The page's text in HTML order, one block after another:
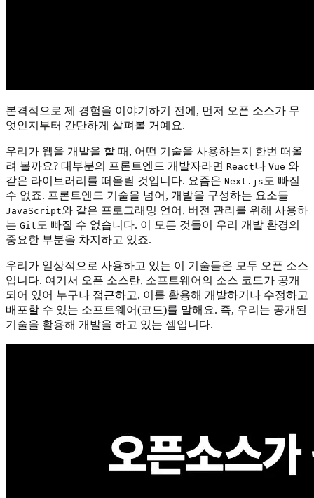
본격적으로 제 경험을 이야기하기 전에, 먼저 오픈 소스가 무
엇인지부터 간단하게 살펴볼 거예요.
우리가 웹을 개발을 할 때, 어떤 기술을 사용하는지 한번 떠올
려 볼까요? 대부분의 프론트엔드 개발자라면 React나 Vue 와
같은 라이브러리를 떠올릴 것입니다. 요즘은 Next.js도 빠질
수 없죠. 프론트엔드 기술을 넘어, 개발을 구성하는 요소들
JavaScript와 같은 프로그래밍 언어, 버전 관리를 위해 사용하
는 Git도 빠질 수 없습니다. 이 모든 것들이 우리 개발 환경의
중요한 부분을 차지하고 있죠.
우리가 일상적으로 사용하고 있는 이 기술들은 모두 오픈 소스
입니다. 여기서 오픈 소스란, 소프트웨어의 소스 코드가 공개
되어 있어 누구나 접근하고, 이를 활용해 개발하거나 수정하고
배포할 수 있는 소프트웨어(코드)를 말해요. 즉, 우리는 공개된
기술을 활용해 개발을 하고 있는 셈입니다.